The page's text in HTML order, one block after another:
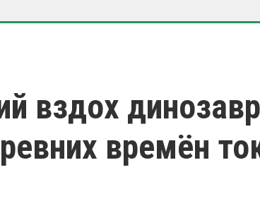
вздох
времён